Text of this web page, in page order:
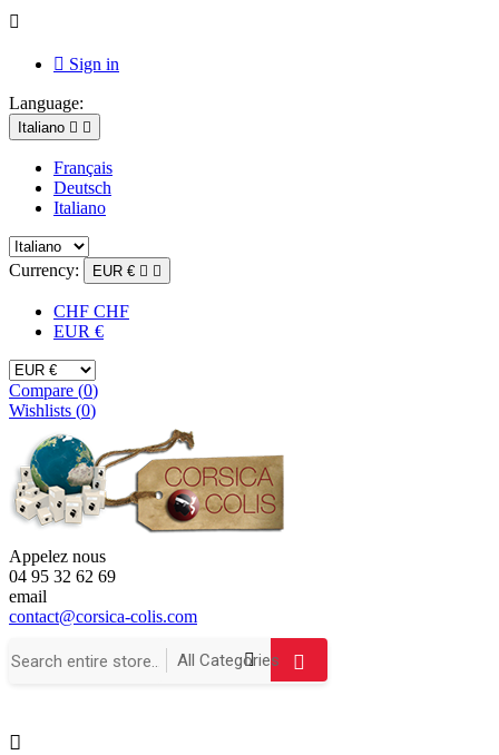

 Sign in
Language:
Italiano  
Français
Deutsch
Italiano
Currency: EUR €  
CHF CHF
EUR €
Compare (0)
Wishlists (0)
Appelez nous
04 95 32 62 69
email
contact@corsica-colis.com
